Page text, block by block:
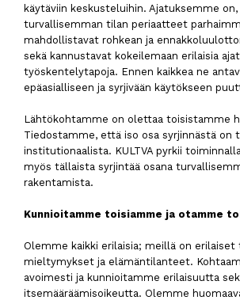
käytäviin keskusteluihin. Ajatuksemme
turvallisemman tilan periaatteet
mahdollistavat rohkean ja
sekä kannustavat kokeilemaan erilaisia
työskentelytapoja. Ennen kaikkea ne
epäasialliseen ja syrjivään käytökseen
Lähtökohtamme on olettaa toisistamme
Tiedostamme, että iso osa syrjinnästä on
institutionaalista. KULTVA pyrkii
myös tällaista syrjintää osana
rakentamista.
Kunnioitamme toisiamme ja otamme
Olemme kaikki erilaisia; meillä on erilaiset
mieltymykset ja elämäntilanteet.
avoimesti ja kunnioitamme erilaisuutta
itsemääräämisoikeutta. Olemme